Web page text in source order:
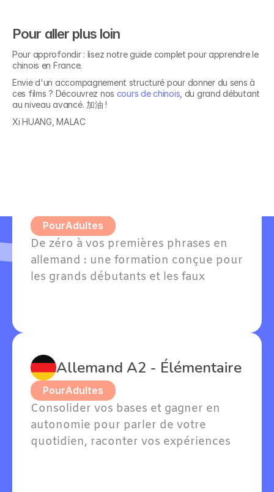
Pour aller plus loin
Pour approfondir : lisez notre guide complet pour apprendre le
chinois en France.
Envie d'un accompagnement structuré pour donner du sens à
ces films ? Découvrez nos cours de chinois , du grand débutant
au niveau avancé. 加油 !
Xi HUANG, MALAC
Découvrez nos
formations en
PourAdultes
De zéro à vos premières phrases en
allemand : une formation conçue pour
les grands débutants et les faux
Allemand A2 - Élémentaire
PourAdultes
Consolider vos bases et gagner en
autonomie pour parler de votre
quotidien, raconter vos expériences